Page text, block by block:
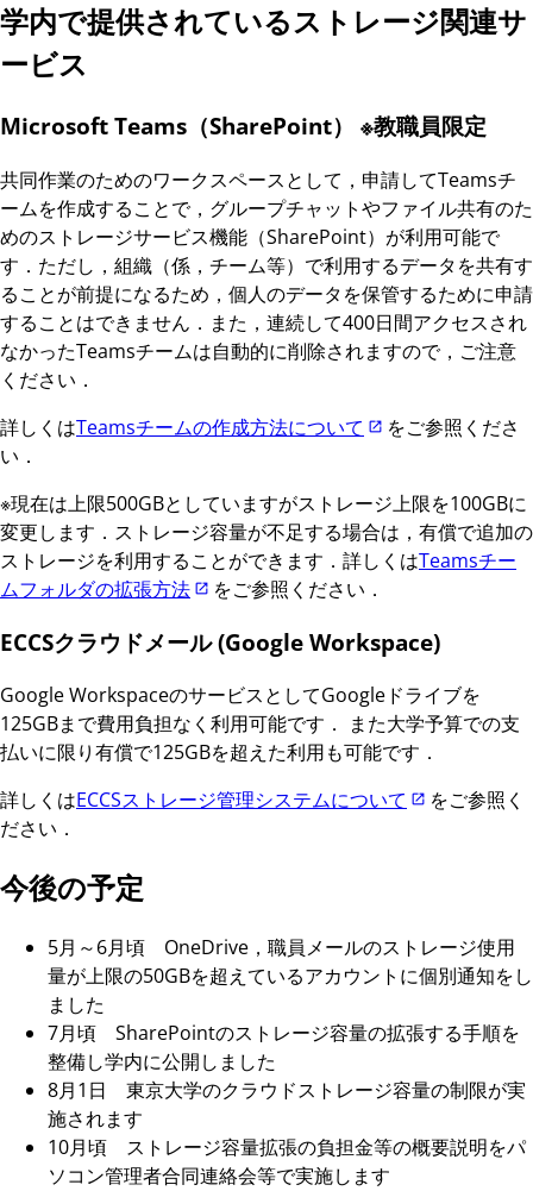
学内で提供されているストレージ関連サ
ービス
Microsoft Teams（SharePoint） ※教職員限定
共同作業のためのワークスペースとして，申請してTeamsチ
ームを作成することで，グループチャットやファイル共有のた
めのストレージサービス機能（SharePoint）が利用可能で
す．ただし，組織（係，チーム等）で利用するデータを共有す
ることが前提になるため，個人のデータを保管するために申請
することはできません．また，連続して400日間アクセスされ
なかったTeamsチームは自動的に削除されますので，ご注意
ください．
詳しくはTeamsチームの作成方法について
をご参照くださ
い．
※現在は上限500GBとしていますがストレージ上限を100GBに
変更します．ストレージ容量が不足する場合は，有償で追加の
ストレージを利用することができます．詳しくはTeamsチー
ムフォルダの拡張方法
をご参照ください．
ECCSクラウドメール (Google Workspace)
Google WorkspaceのサービスとしてGoogleドライブを
125GBまで費用負担なく利用可能です． また大学予算での支
払いに限り有償で125GBを超えた利用も可能です．
詳しくはECCSストレージ管理システムについて
をご参照く
ださい．
今後の予定
5月～6月頃 OneDrive，職員メールのストレージ使用
量が上限の50GBを超えているアカウントに個別通知をし
ました
7月頃 SharePointのストレージ容量の拡張する手順を
整備し学内に公開しました
8月1日 東京大学のクラウドストレージ容量の制限が実
施されます
10月頃 ストレージ容量拡張の負担金等の概要説明をパ
ソコン管理者合同連絡会等で実施します